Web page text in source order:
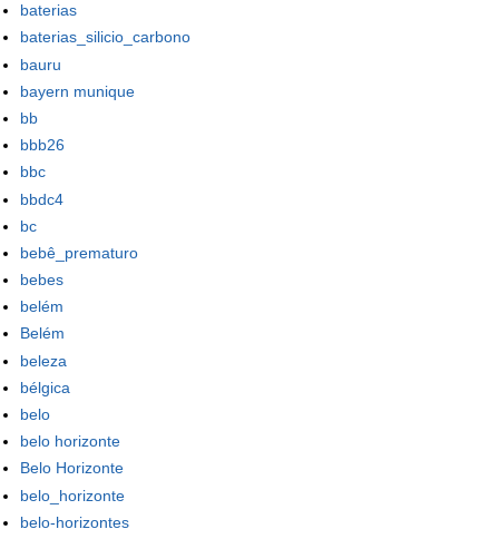
baterias
baterias_silicio_carbono
bauru
bayern munique
bb
bbb26
bbc
bbdc4
bc
bebê_prematuro
bebes
belém
Belém
beleza
bélgica
belo
belo horizonte
Belo Horizonte
belo_horizonte
belo-horizontes